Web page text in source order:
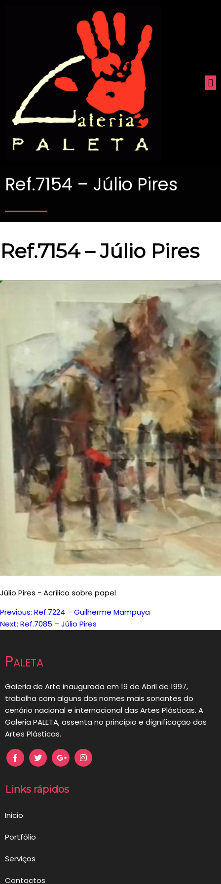
Ref.7154 – Júlio Pires
Ref.7154 – Júlio Pires
Júlio Pires - Acrílico sobre papel
Navegação
artigos
Previous: Ref.7224 – Guilherme Mampuya
Next: Ref.7085 – Júlio Pires
Paleta
Galeria de Arte inaugurada em 19 de Abril de 1997,
trabalha com alguns dos nomes mais sonantes do
cenário nacional e internacional das Artes Plásticas. A
Galeria PALETA, assenta no princípio e dignificação das
Artes Plásticas.
Links rápidos
Inicio
Portfólio
Serviços
Contactos